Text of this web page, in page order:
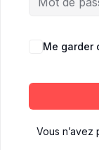
Me garder
Vous n’avez